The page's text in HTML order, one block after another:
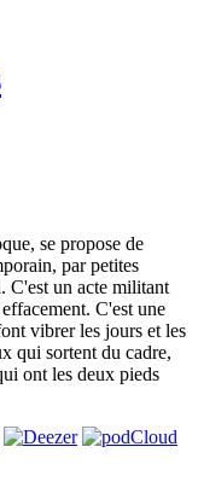
se propose de
par petites
C'est un acte militant
C'est une
vibrer les jours et les
qui sortent du cadre,
ont les deux pieds